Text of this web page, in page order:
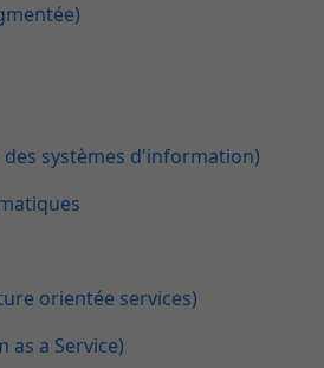
des systèmes d'information)
orientée services)
as a Service)